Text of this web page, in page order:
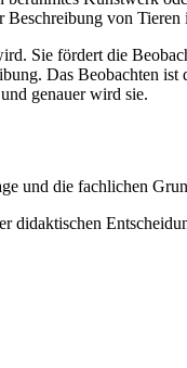
von
Sie fördert die
Das Beobachten ist
genauer wird sie.
und die fachlichen
didaktischen